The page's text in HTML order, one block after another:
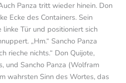
Panza tritt wieder hinein. Don
Ecke des Containers. Sein
Tür und positioniert sich
„Hm.“ Sancho Panza
rieche nichts.“ Don Quijote,
und Sancho Panza (Wolfram
wahrsten Sinn des Wortes, das